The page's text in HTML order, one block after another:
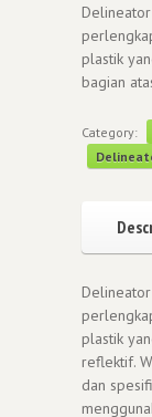
plastik
bagian
Category:
plastik
reflektif.
dan